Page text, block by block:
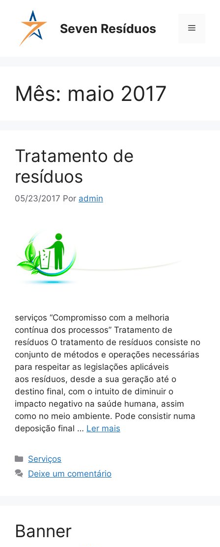
Seven Resíduos
Mês: maio 2017
Tratamento de
resíduos
05/23/2017 Por admin
serviços “Compromisso com a melhoria
contínua dos processos” Tratamento de
resíduos O tratamento de resíduos consiste no
conjunto de métodos e operações necessárias
para respeitar as legislações aplicáveis
aos resíduos, desde a sua geração até o
destino final, com o intuito de diminuir o
impacto negativo na saúde humana, assim
como no meio ambiente. Pode consistir numa
deposição final … Ler mais
Serviços
Deixe um comentário
Banner